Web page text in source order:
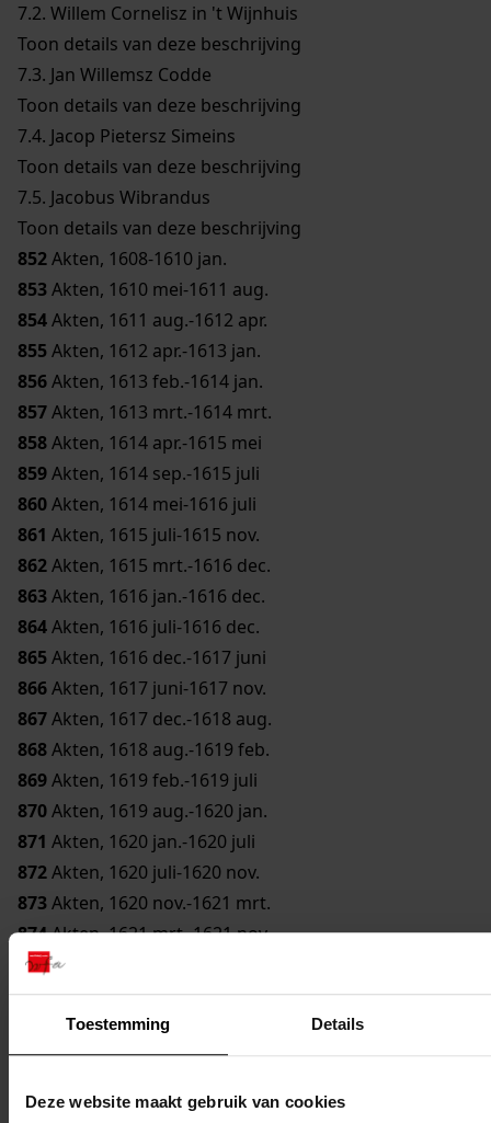
Toestemming Details
Deze website maakt gebruik van cookies
7.2. Willem Cornelisz in 't Wijnhuis
Toon details van deze beschrijving
7.3. Jan Willemsz Codde
Toon details van deze beschrijving
7.4. Jacop Pietersz Simeins
Toon details van deze beschrijving
7.5. Jacobus Wibrandus
Toon details van deze beschrijving
852Akten, 1608-1610 jan.
853Akten, 1610 mei-1611 aug.
854Akten, 1611 aug.-1612 apr.
855Akten, 1612 apr.-1613 jan.
856Akten, 1613 feb.-1614 jan.
857Akten, 1613 mrt.-1614 mrt.
858Akten, 1614 apr.-1615 mei
859Akten, 1614 sep.-1615 juli
860Akten, 1614 mei-1616 juli
861 Akten, 1615 juli-1615 nov.
862Akten, 1615 mrt.-1616 dec.
863Akten, 1616 jan.-1616 dec.
864Akten, 1616 juli-1616 dec.
865Akten, 1616 dec.-1617 juni
866Akten, 1617 juni-1617 nov.
867Akten, 1617 dec.-1618 aug.
868Akten, 1618 aug.-1619 feb.
869Akten, 1619 feb.-1619 juli
870Akten, 1619 aug.-1620 jan.
871 Akten, 1620 jan.-1620 juli
872Akten, 1620 juli-1620 nov.
873Akten, 1620 nov.-1621 mrt.
874Akten, 1621 mrt.-1621 nov.
875Akten, 1621 juli-1621 nov.
876Akten, 1621 nov.-1623 mei
1685 Notarissen in West-Friesland tot 1843, 1552-1843